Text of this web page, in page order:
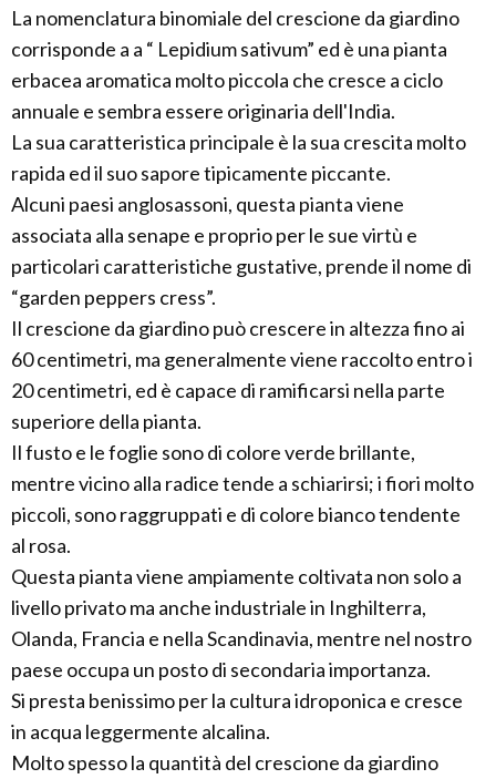
La nomenclatura binomiale del crescione da giardino
corrisponde a a “ Lepidium sativum” ed è una pianta
erbacea aromatica molto piccola che cresce a ciclo
annuale e sembra essere originaria dell'India.
La sua caratteristica principale è la sua crescita molto
rapida ed il suo sapore tipicamente piccante.
Alcuni paesi anglosassoni, questa pianta viene
associata alla senape e proprio per le sue virtù e
particolari caratteristiche gustative, prende il nome di
“garden peppers cress”.
Il crescione da giardino può crescere in altezza fino ai
60 centimetri, ma generalmente viene raccolto entro i
20 centimetri, ed è capace di ramificarsi nella parte
superiore della pianta.
Il fusto e le foglie sono di colore verde brillante,
mentre vicino alla radice tende a schiarirsi; i fiori molto
piccoli, sono raggruppati e di colore bianco tendente
al rosa.
Questa pianta viene ampiamente coltivata non solo a
livello privato ma anche industriale in Inghilterra,
Olanda, Francia e nella Scandinavia, mentre nel nostro
paese occupa un posto di secondaria importanza.
Si presta benissimo per la cultura idroponica e cresce
in acqua leggermente alcalina.
Molto spesso la quantità del crescione da giardino